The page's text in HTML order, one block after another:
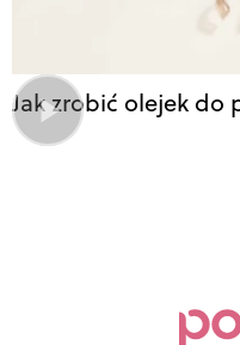
Jak zrobić olejek do